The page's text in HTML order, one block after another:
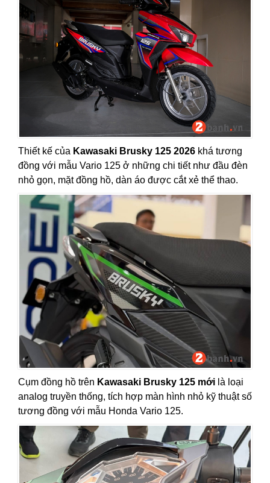
Thiết kế của Kawasaki Brusky 125 2026 khá tương
đồng với mẫu Vario 125 ở những chi tiết như đầu đèn
nhỏ gọn, mặt đồng hồ, dàn áo được cắt xẻ thể thao.
Cụm đồng hồ trên Kawasaki Brusky 125 mới là loại
analog truyền thống, tích hợp màn hình nhỏ kỹ thuật số
tương đồng với mẫu Honda Vario 125.